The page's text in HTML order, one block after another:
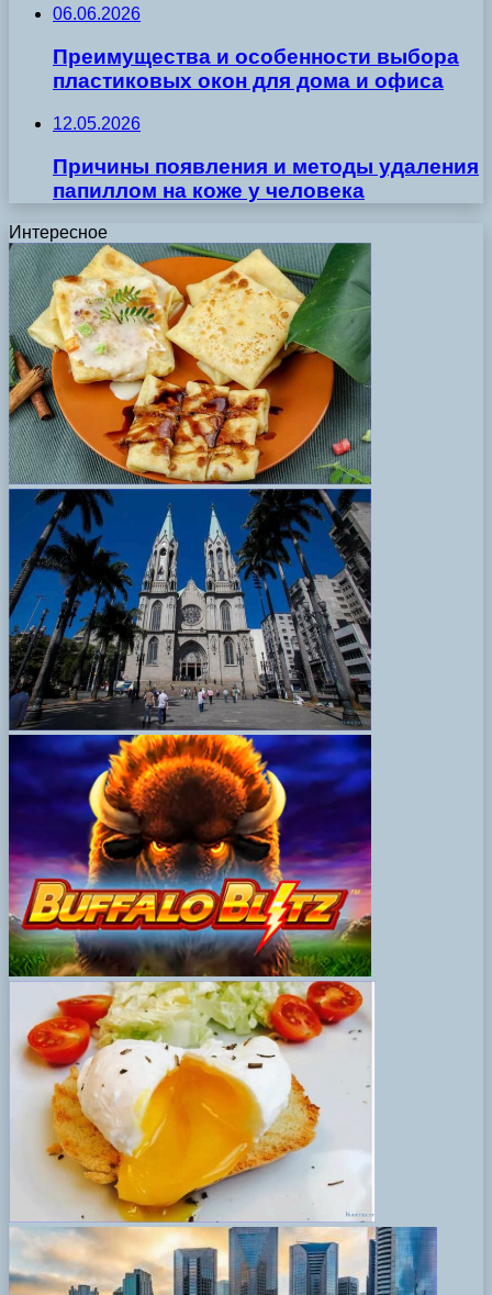
06.06.2026
Преимущества и особенности выбора
пластиковых окон для дома и офиса
12.05.2026
Причины появления и методы удаления
папиллом на коже у человека
Интересное